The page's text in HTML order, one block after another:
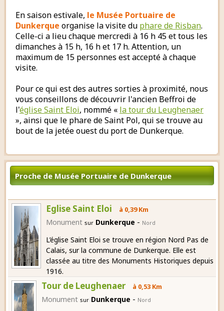
En saison estivale, le Musée Portuaire de
Dunkerque organise la visite du phare de Risban.
Celle-ci a lieu chaque mercredi à 16 h 45 et tous les
dimanches à 15 h, 16 h et 17 h. Attention, un
maximum de 15 personnes est accepté à chaque
visite.
Pour ce qui est des autres sorties à proximité, nous
vous conseillons de découvrir l'ancien Beffroi de
l'église Saint Eloi, nommé « la tour du Leughenaer
», ainsi que le phare de Saint Pol, qui se trouve au
bout de la jetée ouest du port de Dunkerque.
Proche de Musée Portuaire de Dunkerque
Eglise Saint Eloi à 0,39 Km
Monument sur Dunkerque - Nord
L’église Saint Eloi se trouve en région Nord Pas de
Calais, sur la commune de Dunkerque. Elle est
classée au titre des Monuments Historiques depuis
1916.
Tour de Leughenaer à 0,53 Km
Monument sur Dunkerque - Nord